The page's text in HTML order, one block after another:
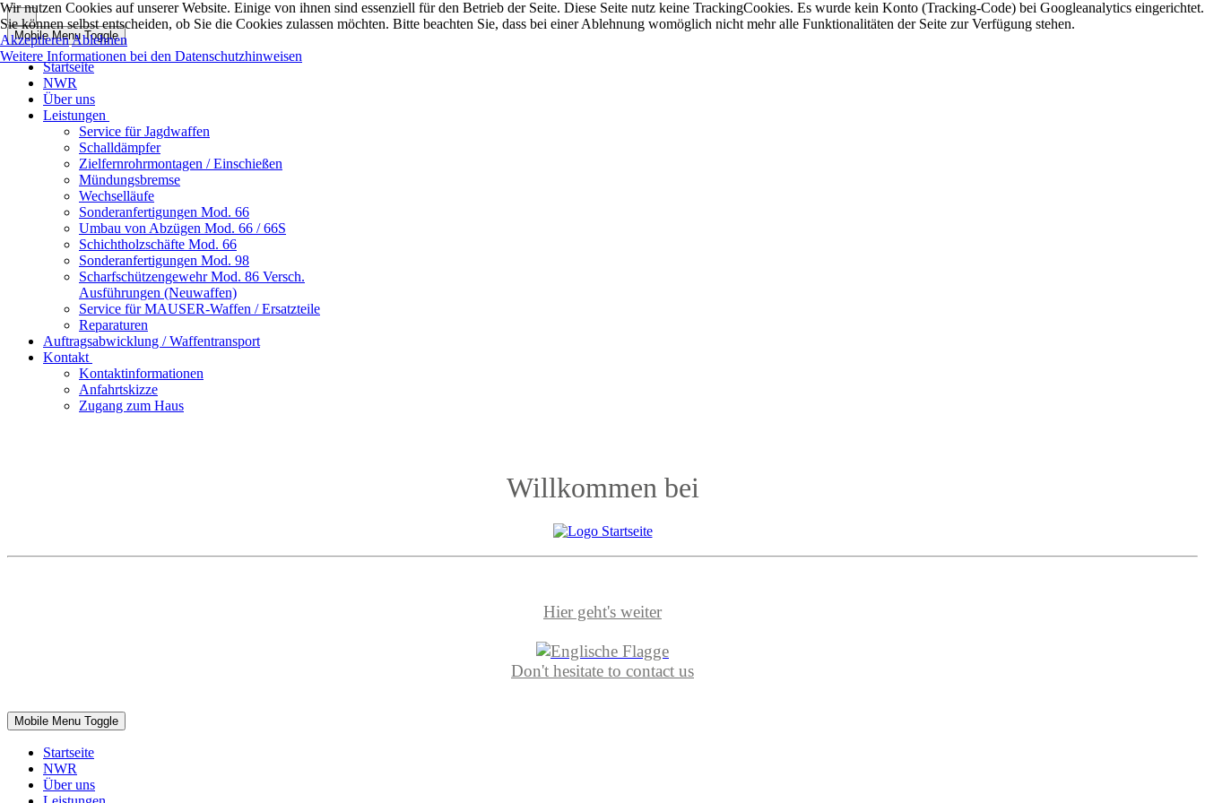
Mobile Menu Toggle
Startseite
NWR
Über uns
Leistungen
Service für Jagdwaffen
Schalldämpfer
Zielfernrohrmontagen / Einschießen
Mündungsbremse
Wechselläufe
Sonderanfertigungen Mod. 66
Umbau von Abzügen Mod. 66 / 66S
Schichtholzschäfte Mod. 66
Sonderanfertigungen Mod. 98
Scharfschützengewehr Mod. 86 Versch.
Ausführungen (Neuwaffen)
Service für MAUSER-Waffen / Ersatzteile
Reparaturen
Auftragsabwicklung / Waffentransport
Kontakt
Kontaktinformationen
Anfahrtskizze
Zugang zum Haus
Willkommen bei
Hier geht's weiter
Don't hesitate to contact us
Mobile Menu Toggle
Startseite
NWR
Über uns
Wir nutzen Cookies auf unserer Website. Einige von ihnen sind essenziell für den Betrieb der Seite. Diese Seite nutz keine TrackingCookies. Es wurde kein Konto (Tracking-Code) bei Googleanalytics eingerichtet.
Sie können selbst entscheiden, ob Sie die Cookies zulassen möchten. Bitte beachten Sie, dass bei einer Ablehnung womöglich nicht mehr alle Funktionalitäten der Seite zur Verfügung stehen.
Akzeptieren Ablehnen
Weitere Informationen bei den Datenschutzhinweisen